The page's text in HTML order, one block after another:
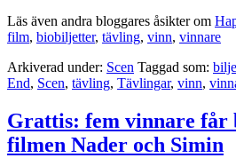
Läs även andra bloggares åsikter om
film, biobiljetter, tävling, vinn, vinnare
Arkiverad under: Scen Taggad som:
End, Scen, tävling, Tävlingar, vinn,
Grattis: fem vinnare
filmen Nader och Simin